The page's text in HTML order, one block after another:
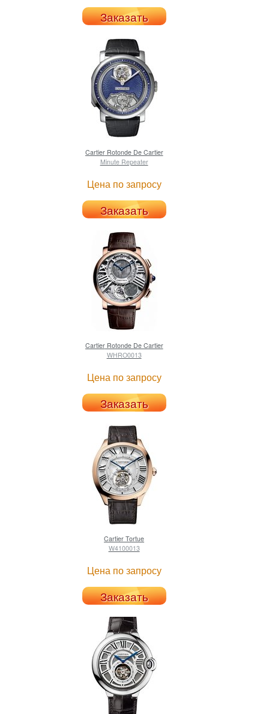
Заказать
CartierRotonde De Cartier
Minute Repeater
Цена по запросу
Заказать
CartierRotonde De Cartier
WHRO0013
Цена по запросу
Заказать
Cartier Tortue
W4100013
Цена по запросу
Заказать